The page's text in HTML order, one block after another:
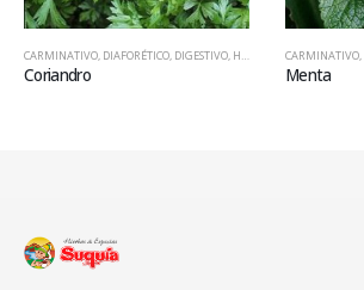
CARMINATIVO, DIAFORÉTICO, DIGESTIVO, HIERBAS
Coriandro
CARMINATIVO,
Menta